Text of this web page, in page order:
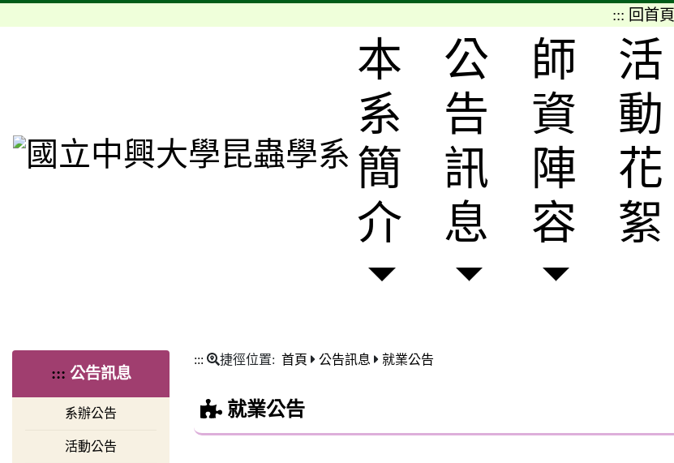
::: 回首頁
本
系
簡
介
公
告
訊
息
師
資
陣
容
活
動
花
絮
::: 公告訊息
系辦公告
活動公告
::: 捷徑位置: 首頁 公告訊息 就業公告
就業公告